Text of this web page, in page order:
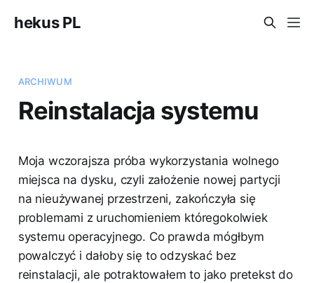
hekus PL
ARCHIWUM
Reinstalacja systemu
Moja wczorajsza próba wykorzystania wolnego
miejsca na dysku, czyli założenie nowej partycji
na nieużywanej przestrzeni, zakończyła się
problemami z uruchomieniem któregokolwiek
systemu operacyjnego. Co prawda mógłbym
powalczyć i dałoby się to odzyskać bez
reinstalacji, ale potraktowałem to jako pretekst do